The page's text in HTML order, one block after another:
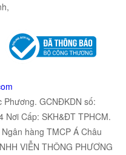
GCNĐKDN số:
Nơi Cấp: SKH&ĐT TPHCM.
hàng TMCP Á Châu
VIỄN THÔNG PHƯƠNG